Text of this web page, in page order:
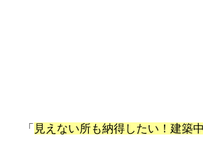
「 見えない所も納得したい！建築